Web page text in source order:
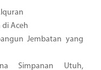
di Aceh
Jembatan yang
Simpanan Utuh,